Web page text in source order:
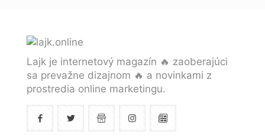
Lajk je internetový magazín 🔥 zaoberajúci
sa prevažne dizajnom 🔥 a novinkami z
prostredia online marketingu.